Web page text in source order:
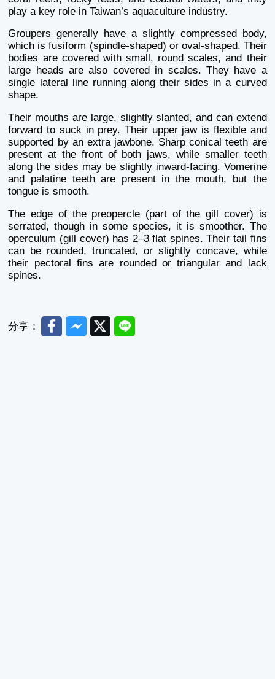
play a key role in Taiwan’s aquaculture industry.
Groupers generally have a slightly compressed body,
which is fusiform (spindle-shaped) or oval-shaped. Their
bodies are covered with small, round scales, and their
large heads are also covered in scales. They have a
single lateral line running along their sides in a curved
shape.
Their mouths are large, slightly slanted, and can extend
forward to suck in prey. Their upper jaw is flexible and
supported by an extra jawbone. Sharp conical teeth are
present at the front of both jaws, while smaller teeth
along the sides may be slightly inward-facing. Vomerine
and palatine teeth are present in the mouth, but the
tongue is smooth.
The edge of the preopercle (part of the gill cover) is
serrated, though in some species, it is smoother. The
operculum (gill cover) has 2–3 flat spines. Their tail fins
can be rounded, truncated, or slightly concave, while
their pectoral fins are rounded or triangular and lack
spines.
分享： FacebookMessenger
TwitterLine